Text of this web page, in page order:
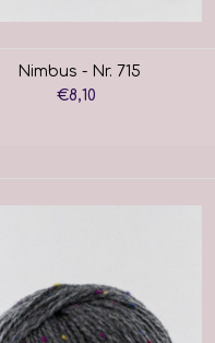
Nimbus - Nr. 715
€8,10